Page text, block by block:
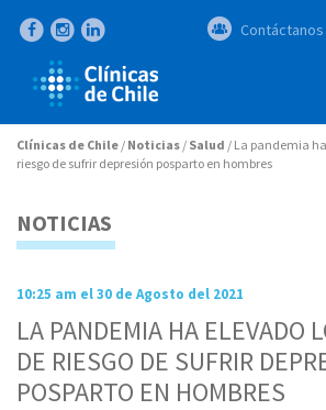
Contáctanos
Clínicas de Chile / Noticias / Salud / La pandemia
riesgo de sufrir depresión posparto en hombres
NOTICIAS
10:25 am el 30 de Agosto del 2021
LA PANDEMIA HA ELEVADO
DE RIESGO DE SUFRIR
POSPARTO EN HOMBRES